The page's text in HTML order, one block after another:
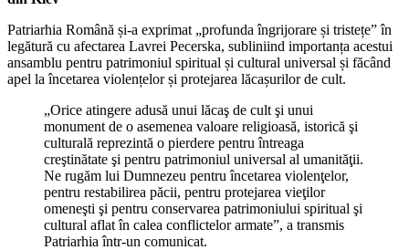
Patriarhia Română și-a exprimat „profunda îngrijorare și tristețe” în
legătură cu afectarea Lavrei Pecerska, subliniind importanța acestui
ansamblu pentru patrimoniul spiritual și cultural universal și făcând
apel la încetarea violențelor și protejarea lăcașurilor de cult.
„Orice atingere adusă unui lăcaş de cult şi unui
monument de o asemenea valoare religioasă, istorică şi
culturală reprezintă o pierdere pentru întreaga
creştinătate şi pentru patrimoniul universal al umanităţii.
Ne rugăm lui Dumnezeu pentru încetarea violenţelor,
pentru restabilirea păcii, pentru protejarea vieţilor
omeneşti şi pentru conservarea patrimoniului spiritual şi
cultural aflat în calea conflictelor armate”, a transmis
Patriarhia într-un comunicat.